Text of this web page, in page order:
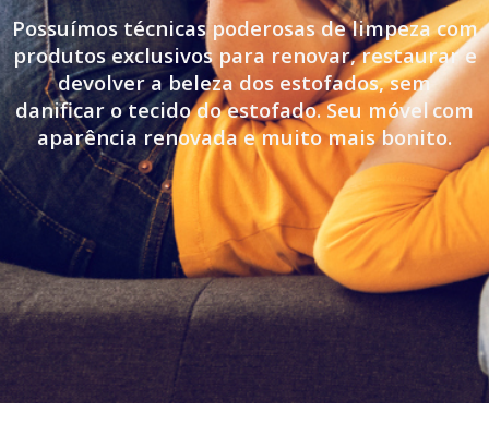
Possuímos técnicas poderosas de limpeza com
produtos exclusivos para renovar, restaurar e
devolver a beleza dos estofados, sem
danificar o tecido do estofado. Seu móvelcom
aparência renovada e muito mais bonito.